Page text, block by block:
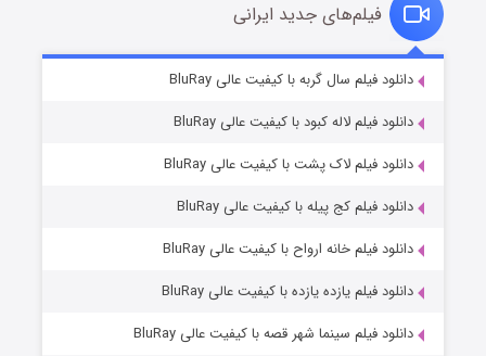
قسمت۶ (زیرنویس) منتشر شد
فیلم‌های جدید ایرانی
دانلود فیلم سال گربه با کیفیت عالی BluRay
دانلود فیلم لاله کبود با کیفیت عالی BluRay
دانلود فیلم لاک پشت با کیفیت عالی BluRay
دانلود فیلم کج‌ پیله با کیفیت عالی BluRay
دانلود فیلم خانه ارواح با کیفیت عالی BluRay
دانلود فیلم یازده یازده با کیفیت عالی BluRay
دانلود فیلم سینما شهر قصه با کیفیت عالی BluRay